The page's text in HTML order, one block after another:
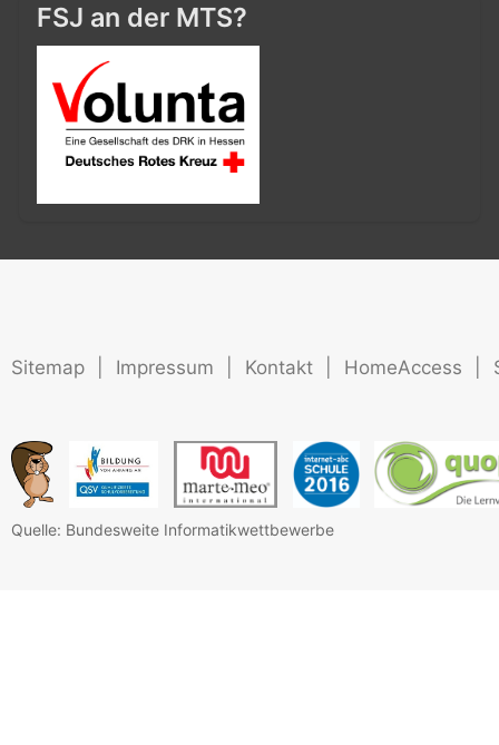
FSJ an der MTS?
Sitemap Impressum Kontakt HomeAccess
Quelle: Bundesweite Informatikwettbewerbe